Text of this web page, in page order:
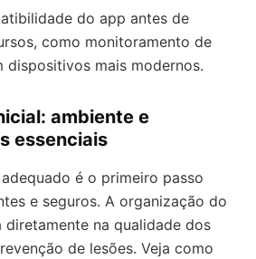
do app antes de
como monitoramento de
dispositivos mais modernos.
ambiente e
essenciais
é o primeiro passo
e seguros. A organização do
diretamente na qualidade dos
de lesões. Veja como